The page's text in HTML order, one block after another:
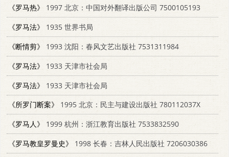
《罗马热》
1997 北京：中国对外翻译出版公司 7500105193
《罗马法》
1935 世界书局
《断情剪》
1993 沈阳：春风文艺出版社 7531311984
《罗马法》
1933 天津市社会局
《罗马法》
1933 天津市社会局
《所罗门断案》
1995 北京：民主与建设出版社 780112037X
《罗马人》
1999 杭州：浙江教育出版社 7533832590
《罗马教皇罗曼史》
1998 长春：吉林人民出版社 7206030386